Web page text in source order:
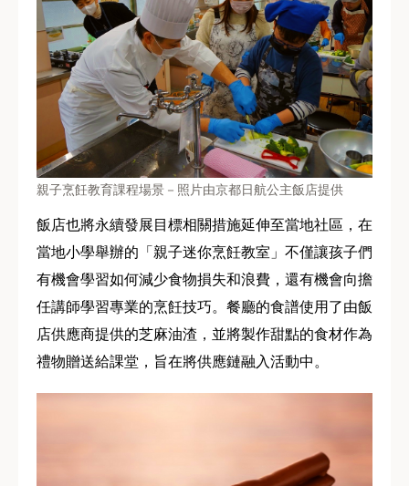
親子烹飪教育課程場景－照片由京都日航公主飯店提供
飯店也將永續發展目標相關措施延伸至當地社區，在
當地小學舉辦的「親子迷你烹飪教室」不僅讓孩子們
有機會學習如何減少食物損失和浪費，還有機會向擔
任講師學習專業的烹飪技巧。餐廳的食譜使用了由飯
店供應商提供的芝麻油渣，並將製作甜點的食材作為
禮物贈送給課堂，旨在將供應鏈融入活動中。